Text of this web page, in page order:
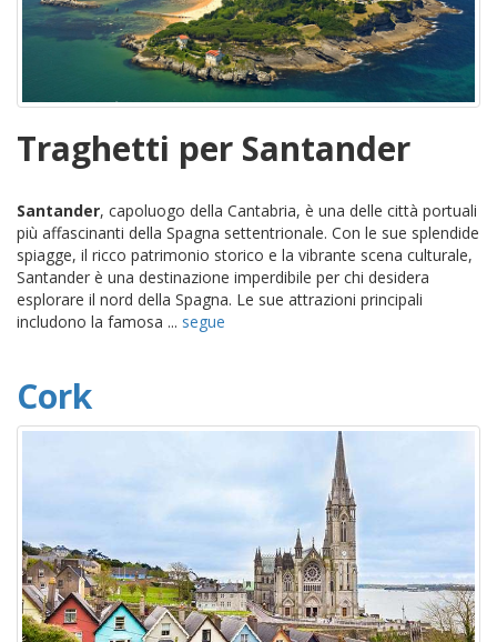
Traghetti per Santander
Santander, capoluogo della Cantabria, è una delle città portuali
più affascinanti della Spagna settentrionale. Con le sue splendide
spiagge, il ricco patrimonio storico e la vibrante scena culturale,
Santander è una destinazione imperdibile per chi desidera
esplorare il nord della Spagna. Le sue attrazioni principali
includono la famosa ... segue
Cork